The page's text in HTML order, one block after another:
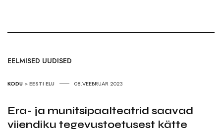
EELMISED UUDISED
KODU >EESTI ELU 08.VEEBRUAR 2023
Era- ja munitsipaalteatrid saavad
viiendiku tegevustoetusest kätte